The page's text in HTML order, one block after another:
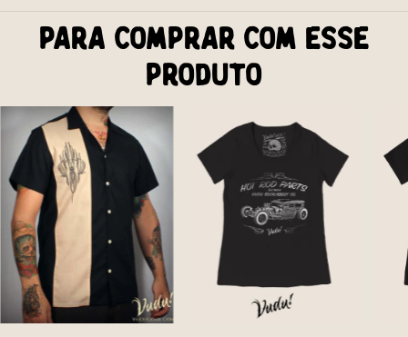
Para comprar com esse
produto